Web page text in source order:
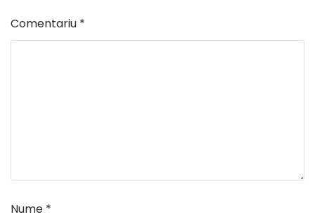
Comentariu *
Nume *